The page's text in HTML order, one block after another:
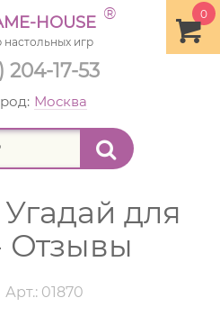
204-17-53
0
HOUSE ®
настольных игр
Москва
для
Арт.: 01870